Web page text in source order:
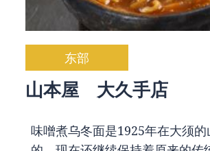
东部
山本屋 大久手店
味噌煮乌冬面是1925年在大须的